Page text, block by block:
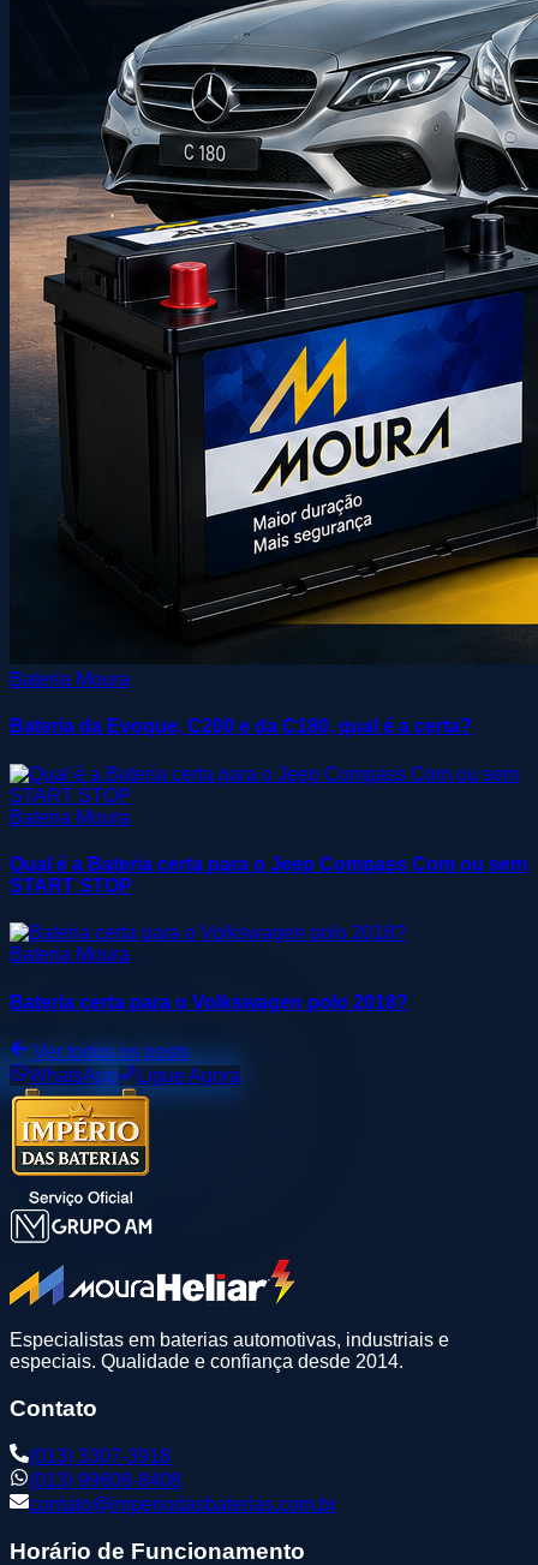
Bateria Moura
Bateria da Evoque, C200 e da C180, qual é a certa?
Bateria Moura
Qual é a Bateria certa para o Jeep Compass Com ou sem
START STOP
Bateria Moura
Bateria certa para o Volkswagen polo 2018?
Ver todos os posts
WhatsApp
Ligue Agora
Especialistas em baterias automotivas, industriais e
especiais. Qualidade e confiança desde 2014.
Contato
(013) 3307-3918
(013) 99608-8408
contato@imperiodasbaterias.com.br
Horário de Funcionamento